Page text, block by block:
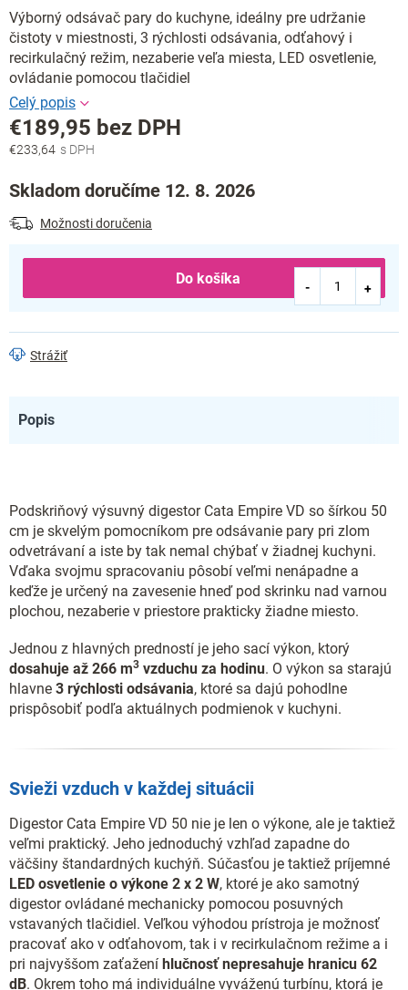
Výborný odsávač pary do kuchyne, ideálny pre udržanie
čistoty v miestnosti, 3 rýchlosti odsávania, odťahový i
recirkulačný režim, nezaberie veľa miesta, LED osvetlenie,
ovládanie pomocou tlačidiel
€233,64
€189,95 bez DPH
Jednotková
Skladom doručíme 12. 8. 2026
Možnosti doručenia
Do košíka
Strážiť
Popis
Podskriňový výsuvný digestor Cata Empire VD so šírkou 50
cm je skvelým pomocníkom pre odsávanie pary pri zlom
odvetrávaní a iste by tak nemal chýbať v žiadnej kuchyni.
Vďaka svojmu spracovaniu pôsobí veľmi nenápadne a
keďže je určený na zavesenie hneď pod skrinku nad varnou
plochou, nezaberie v priestore prakticky žiadne miesto.
Jednou z hlavných predností je jeho sací výkon, ktorý
dosahuje až 266 m3 vzduchu za hodinu. O výkon sa starajú
hlavne 3 rýchlosti odsávania, ktoré sa dajú pohodlne
prispôsobiť podľa aktuálnych podmienok v kuchyni.
Svieži vzduch v každej situácii
Digestor Cata Empire VD 50 nie je len o výkone, ale je taktiež
veľmi praktický. Jeho jednoduchý vzhľad zapadne do
väčšiny štandardných kuchýň. Súčasťou je taktiež príjemné
LED osvetlenie o výkone 2 x 2 W, ktoré je ako samotný
digestor ovládané mechanicky pomocou posuvných
vstavaných tlačidiel. Veľkou výhodou prístroja je možnosť
pracovať ako v odťahovom, tak i v recirkulačnom režime a i
pri najvyššom zaťažení hlučnosť nepresahuje hranicu 62
dB. Okrem toho má individuálne vyváženú turbínu, ktorá je